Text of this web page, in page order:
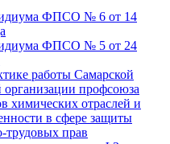
ФПСО № 6 от 14
ФПСО № 5 от 24
работы Самарской
организации профсоюза
химических отраслей и
в сфере защиты
трудовых прав